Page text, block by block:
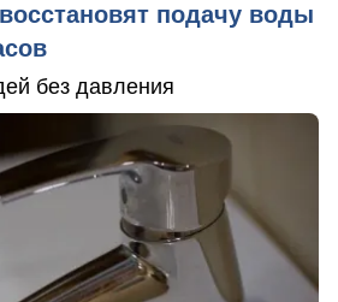
подачу воды
без давления